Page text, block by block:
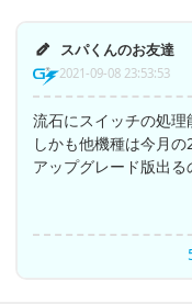
スパくんのお友達
2021-09-08 23:53:53
流石にスイッチの処
しかも他機種は今月
アップグレード版出る